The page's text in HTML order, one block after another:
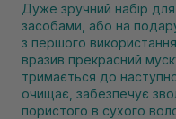
Дуже зручний набір
засобами, або на
з першого
вразив прекрасний
тримається до
очищає, забезпечує
пористого в сухого